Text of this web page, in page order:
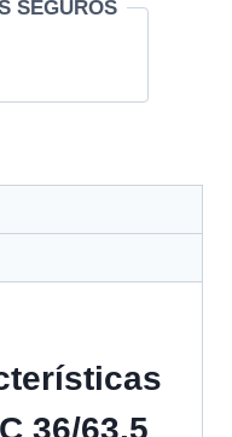
SEGUROS